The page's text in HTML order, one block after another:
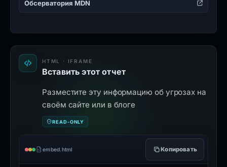
Обсерватория MDN
HTML · IFRAME
Вставить этот отчет
Разместите эту информацию об угрозах на
своём сайте или в блоге
READ-ONLY
embed.html Копировать